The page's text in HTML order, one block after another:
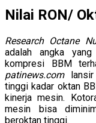
Nilai RON/
Research Octane
adalah angka
kompresi BBM
patinews.comlansir
tinggi kadar oktan
kinerja mesin.
mesin bisa
beroktan tinggi.